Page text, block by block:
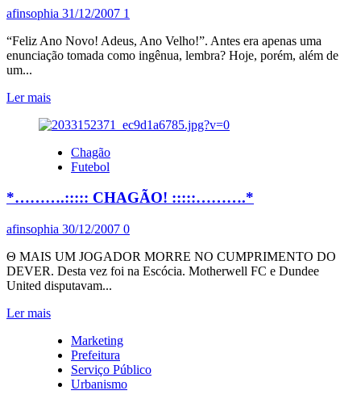
RELIGIÕES
AFRO-
BRASILEIRAS
afinsophia 31/12/2007 1
“Feliz Ano Novo! Adeus, Ano Velho!”. Antes era apenas uma
enunciação tomada como ingênua, lembra? Hoje, porém, além de
um...
Ler maisLeia
sobre
HOMEM
INGRATO
Chagão
Futebol
*……….::::: CHAGÃO! :::::……….*
afinsophia 30/12/2007 0
Θ MAIS UM JOGADOR MORRE NO CUMPRIMENTO DO
DEVER. Desta vez foi na Escócia. Motherwell FC e Dundee
United disputavam...
Ler maisLeia
sobre
*……….:::::
CHAGÃO!
:::::
Marketing
Prefeitura
Serviço Público
Urbanismo